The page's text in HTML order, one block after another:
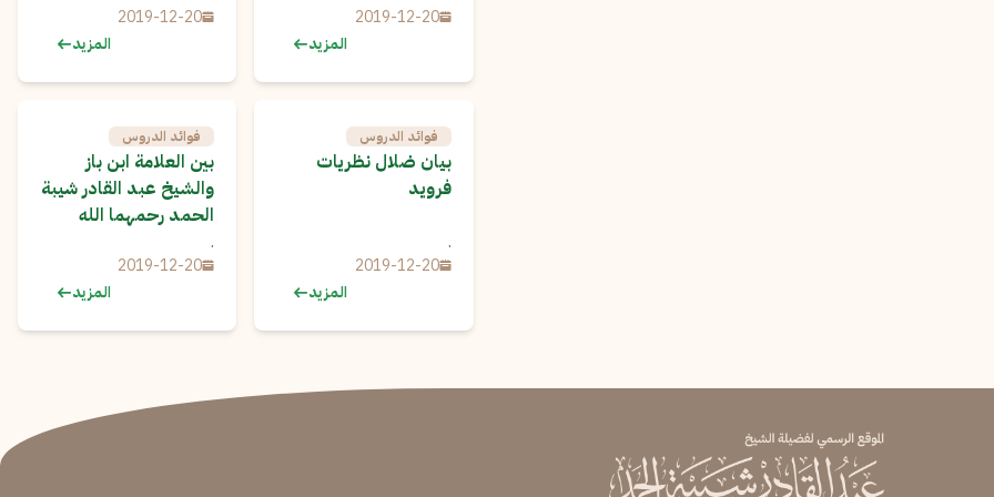
2019-12-20
المزيد
2019-12-20
المزيد
فوائد الدروس
بيان ضلال نظريات
فرويد
.
2019-12-20
المزيد
فوائد الدروس
بين العلامة ابن باز
والشيخ عبد القادر شيبة
الحمد رحمهما الله
.
2019-12-20
المزيد